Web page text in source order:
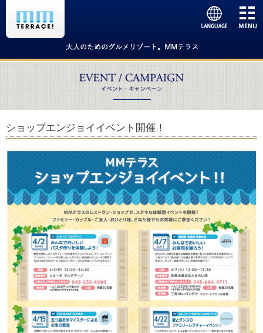
ショップエンジョイイベント開催！